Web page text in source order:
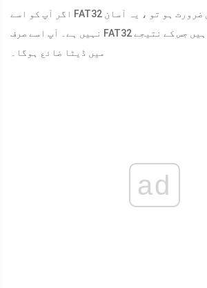
اگر آپ کو اسے FAT32 میں تبدیل کرنے کی ضرورت ہو تو ، یہ آسان
نہیں ہے۔ آپ اسے صرف FAT32 میں فارمیٹ کرسکتے ہیں جس کے نتیجے
میں ڈیٹا ضائع ہوگا۔
ad